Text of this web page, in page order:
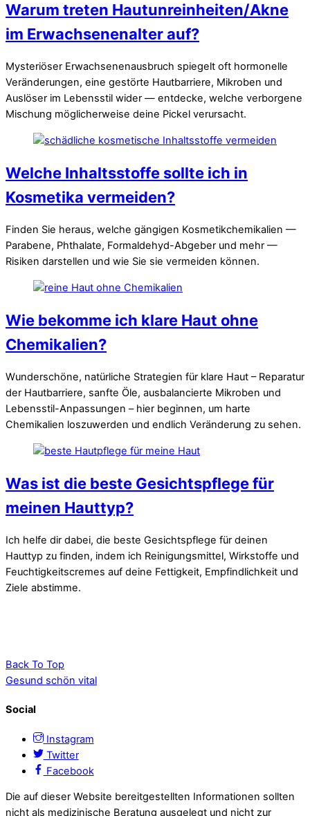
Warum treten Hautunreinheiten/Akne
im Erwachsenenalter auf?
Mysteriöser Erwachsenenausbruch spiegelt oft hormonelle
Veränderungen, eine gestörte Hautbarriere, Mikroben und
Auslöser im Lebensstil wider — entdecke, welche verborgene
Mischung möglicherweise deine Pickel verursacht.
Welche Inhaltsstoffe sollte ich in
Kosmetika vermeiden?
Finden Sie heraus, welche gängigen Kosmetikchemikalien —
Parabene, Phthalate, Formaldehyd-Abgeber und mehr —
Risiken darstellen und wie Sie sie vermeiden können.
Wie bekomme ich klare Haut ohne
Chemikalien?
Wunderschöne, natürliche Strategien für klare Haut – Reparatur
der Hautbarriere, sanfte Öle, ausbalancierte Mikroben und
Lebensstil-Anpassungen – hier beginnen, um harte
Chemikalien loszuwerden und endlich Veränderung zu sehen.
Was ist die beste Gesichtspflege für
meinen Hauttyp?
Ich helfe dir dabei, die beste Gesichtspflege für deinen
Hauttyp zu finden, indem ich Reinigungsmittel, Wirkstoffe und
Feuchtigkeitscremes auf deine Fettigkeit, Empfindlichkeit und
Ziele abstimme.
Back To Top
Gesund schön vital
Social
Instagram
Twitter
Facebook
Die auf dieser Website bereitgestellten Informationen sollten
nicht als medizinische Beratung ausgelegt und nicht zur